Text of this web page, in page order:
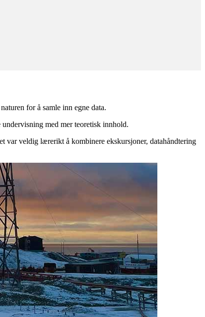
for å samle inn egne data.
med mer teoretisk innhold.
var veldig lærerikt å kombinere ekskursjoner, datahåndtering